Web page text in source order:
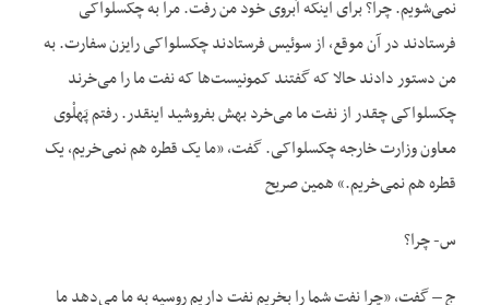
نمی‌شویم. چرا؟ برای اینکه آبروی خود من رفت. مرا به چکسلواکی
فرستادند در آن موقع، از سوئیس فرستادند چکسلواکی رایزن سفارت. به
من دستور دادند حالا که گفتند کمونیست‌ها که نفت ما را می‌خرند
چکسلواکی چقدر از نفت ما می‌خرد بهش بفروشید اینقدر. رفتم پَهلْوی
معاون وزارت خارجه چکسلواکی. گفت، «ما یک قطره هم نمی‌خریم، یک
قطره هم نمی‌خریم.» همین صریح
س- چرا؟
ج – گفت، «چرا نفت شما را بخریم نفت داریم روسیه به ما می‌دهد ما